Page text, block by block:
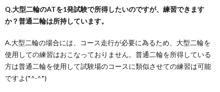
Q.大型二輪のATを1発試験で所得したいのですが、練習できます
か？普通二輪は所持しています。
A.大型二輪の場合には、コース走行が必要に為るため、大型二輪を
使用しての練習はおこなっておりません。普通二輪を所得している
方は普通二輪を使用して試験場のコースに類似させての練習は可能
ですよ(*^-^*)